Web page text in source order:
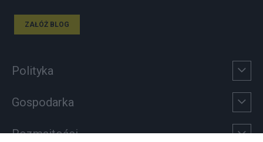
ZAŁÓŻ BLOG
Polityka
Gospodarka
Rozmaitości